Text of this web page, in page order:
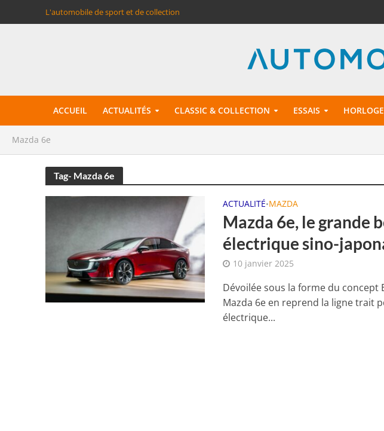
L'automobile de sport et de collection
ACCUEIL ACTUALITÉS CLASSIC & COLLECTION ESSAIS
Mazda 6e
Tag- Mazda 6e
ACTUALITÉ•MAZDA
Mazda 6e, le grande
électrique sino-
10 janvier 2025
Dévoilée sous la forme du concept
Mazda 6e en reprend la ligne trait
électrique...